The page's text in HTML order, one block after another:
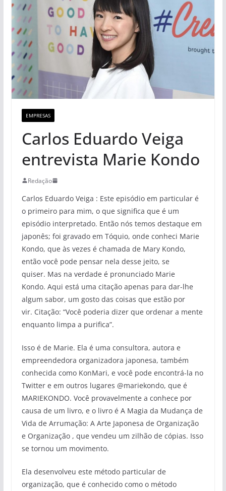
EMPRESAS
Carlos Eduardo Veiga
entrevista Marie Kondo
Redação
Carlos Eduardo Veiga : Este episódio em particular é
o primeiro para mim, o que significa que é um
episódio interpretado. Então nós temos destaque em
japonês; foi gravado em Tóquio, onde conheci Marie
Kondo, que às vezes é chamada de Mary Kondo,
então você pode pensar nela desse jeito, se
quiser. Mas na verdade é pronunciado Marie
Kondo. Aqui está uma citação apenas para dar-lhe
algum sabor, um gosto das coisas que estão por
vir. Citação: “Você poderia dizer que ordenar a mente
enquanto limpa a purifica”.
Isso é de Marie. Ela é uma consultora, autora e
empreendedora organizadora japonesa, também
conhecida como KonMari, e você pode encontrá-la no
Twitter e em outros lugares @mariekondo, que é
MARIEKONDO. Você provavelmente a conhece por
causa de um livro, e o livro é A Magia da Mudança de
Vida de Arrumação: A Arte Japonesa de Organização
e Organização , que vendeu um zilhão de cópias. Isso
se tornou um movimento.
Ela desenvolveu este método particular de
organização, que é conhecido como o método